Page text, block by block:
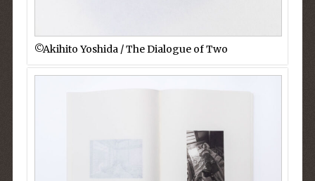
©︎Akihito Yoshida / The Dialogue of Two